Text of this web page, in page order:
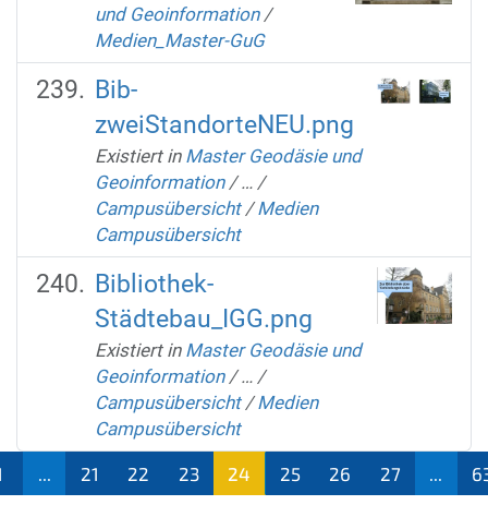
und Geoinformation /
Medien_Master-GuG
Bib-
zweiStandorteNEU.png
Existiert in Master Geodäsie und
Geoinformation /… /
Campusübersicht /Medien
Campusübersicht
Bibliothek-
Städtebau_IGG.png
Existiert in Master Geodäsie und
Geoinformation /… /
Campusübersicht /Medien
Campusübersicht
21 22 23
24
25 26 27